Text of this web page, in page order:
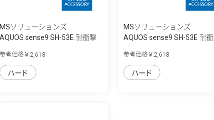
MSソリューションズ
AQUOS sense9 SH-53E 耐衝撃
参考価格￥2,618
ハード
MSソリューションズ
AQUOS sense9 SH-53E 耐
参考価格￥2,618
ハード